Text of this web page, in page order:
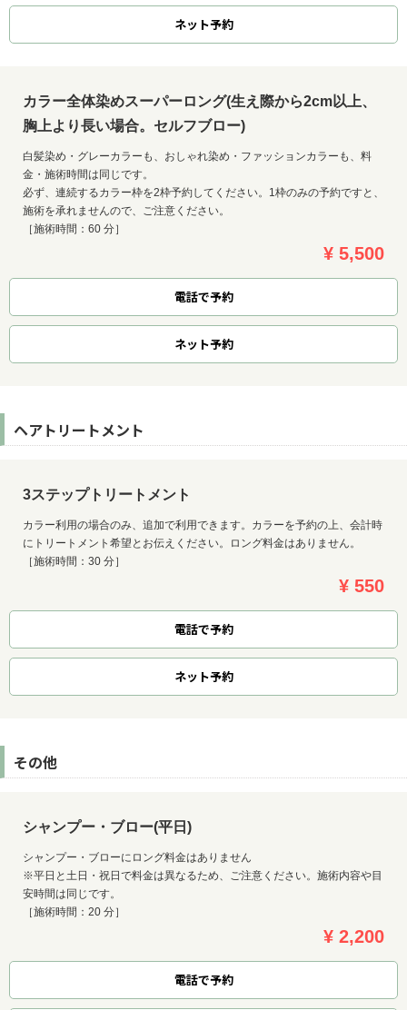
ネット予約
カラー全体染めスーパーロング(生え際から2cm以上、
胸上より長い場合。セルフブロー)
白髪染め・グレーカラーも、おしゃれ染め・ファッションカラーも、料
金・施術時間は同じです。
必ず、連続するカラー枠を2枠予約してください。1枠のみの予約ですと、
施術を承れませんので、ご注意ください。
［施術時間：60 分］
¥ 5,500
電話で予約
ネット予約
ヘアトリートメント
3ステップトリートメント
カラー利用の場合のみ、追加で利用できます。カラーを予約の上、会計時
にトリートメント希望とお伝えください。ロング料金はありません。
［施術時間：30 分］
¥ 550
電話で予約
ネット予約
その他
シャンプー・ブロー(平日)
シャンプー・ブローにロング料金はありません
※平日と土日・祝日で料金は異なるため、ご注意ください。施術内容や目
安時間は同じです。
［施術時間：20 分］
¥ 2,200
電話で予約